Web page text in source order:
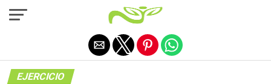
EJERCICIO
Salir de la versión móvil